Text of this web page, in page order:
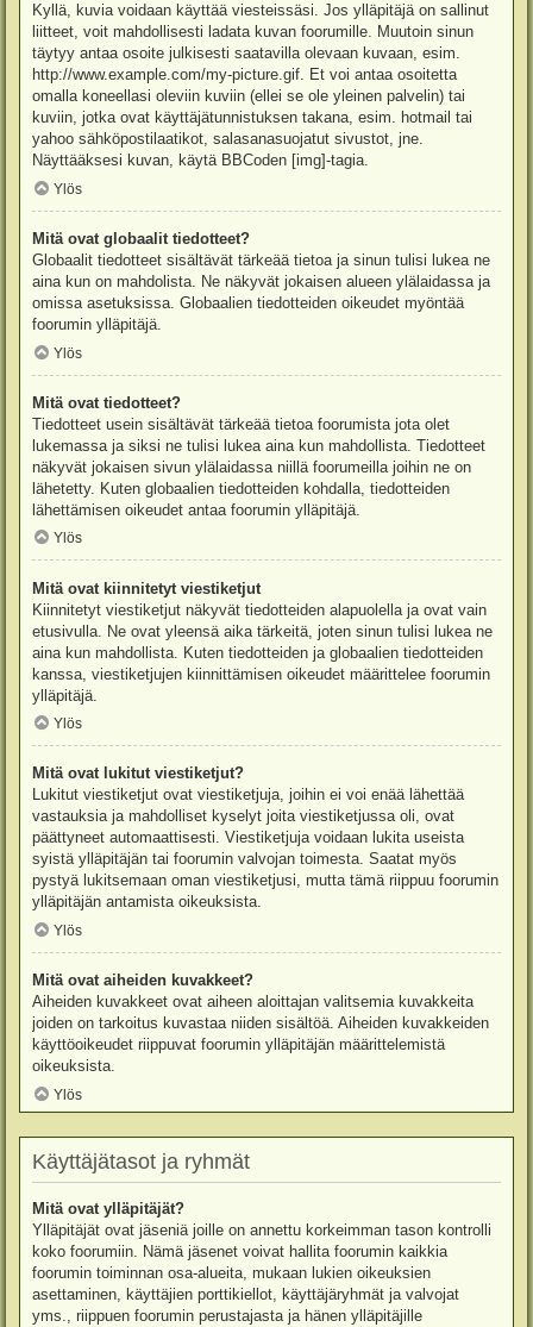
Kyllä, kuvia voidaan käyttää viesteissäsi. Jos ylläpitäjä on sallinut
liitteet, voit mahdollisesti ladata kuvan foorumille. Muutoin sinun
täytyy antaa osoite julkisesti saatavilla olevaan kuvaan, esim.
http://www.example.com/my-picture.gif. Et voi antaa osoitetta
omalla koneellasi oleviin kuviin (ellei se ole yleinen palvelin) tai
kuviin, jotka ovat käyttäjätunnistuksen takana, esim. hotmail tai
yahoo sähköpostilaatikot, salasanasuojatut sivustot, jne.
Näyttääksesi kuvan, käytä BBCoden [img]-tagia.
Ylös
Mitä ovat globaalit tiedotteet?
Globaalit tiedotteet sisältävät tärkeää tietoa ja sinun tulisi lukea ne
aina kun on mahdolista. Ne näkyvät jokaisen alueen ylälaidassa ja
omissa asetuksissa. Globaalien tiedotteiden oikeudet myöntää
foorumin ylläpitäjä.
Ylös
Mitä ovat tiedotteet?
Tiedotteet usein sisältävät tärkeää tietoa foorumista jota olet
lukemassa ja siksi ne tulisi lukea aina kun mahdollista. Tiedotteet
näkyvät jokaisen sivun ylälaidassa niillä foorumeilla joihin ne on
lähetetty. Kuten globaalien tiedotteiden kohdalla, tiedotteiden
lähettämisen oikeudet antaa foorumin ylläpitäjä.
Ylös
Mitä ovat kiinnitetyt viestiketjut
Kiinnitetyt viestiketjut näkyvät tiedotteiden alapuolella ja ovat vain
etusivulla. Ne ovat yleensä aika tärkeitä, joten sinun tulisi lukea ne
aina kun mahdollista. Kuten tiedotteiden ja globaalien tiedotteiden
kanssa, viestiketjujen kiinnittämisen oikeudet määrittelee foorumin
ylläpitäjä.
Ylös
Mitä ovat lukitut viestiketjut?
Lukitut viestiketjut ovat viestiketjuja, joihin ei voi enää lähettää
vastauksia ja mahdolliset kyselyt joita viestiketjussa oli, ovat
päättyneet automaattisesti. Viestiketjuja voidaan lukita useista
syistä ylläpitäjän tai foorumin valvojan toimesta. Saatat myös
pystyä lukitsemaan oman viestiketjusi, mutta tämä riippuu foorumin
ylläpitäjän antamista oikeuksista.
Ylös
Mitä ovat aiheiden kuvakkeet?
Aiheiden kuvakkeet ovat aiheen aloittajan valitsemia kuvakkeita
joiden on tarkoitus kuvastaa niiden sisältöä. Aiheiden kuvakkeiden
käyttöoikeudet riippuvat foorumin ylläpitäjän määrittelemistä
oikeuksista.
Ylös
Käyttäjätasot ja ryhmät
Mitä ovat ylläpitäjät?
Ylläpitäjät ovat jäseniä joille on annettu korkeimman tason kontrolli
koko foorumiin. Nämä jäsenet voivat hallita foorumin kaikkia
foorumin toiminnan osa-alueita, mukaan lukien oikeuksien
asettaminen, käyttäjien porttikiellot, käyttäjäryhmät ja valvojat
yms., riippuen foorumin perustajasta ja hänen ylläpitäjille